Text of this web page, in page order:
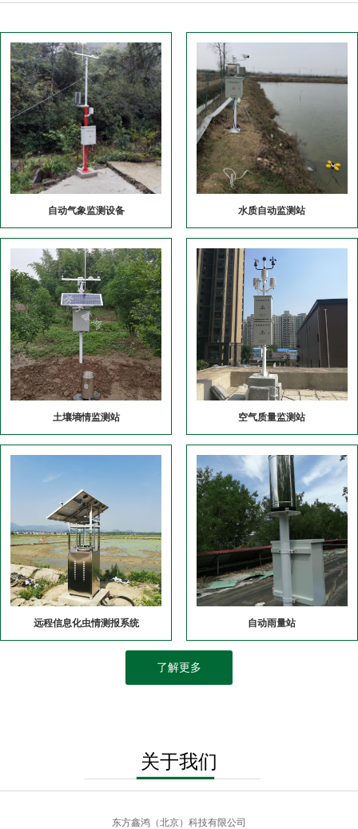
自动气象监测设备 水质自动监测站
土壤墒情监测站 空气质量监测站
远程信息化虫情测报系统 自动雨量站
了解更多
关于我们
东方鑫鸿（北京）科技有限公司